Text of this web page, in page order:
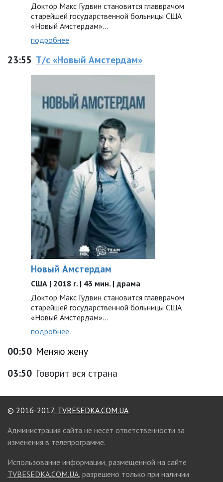
Доктор Макс Гудвин становится главврачом
старейшей государственной больницы США
«Новый Амстердам»...
подробнее
23:55 Т/с «Новый Амстердам»
Новый Амстердам
США | 2018 г. | 43 мин. | драма
Доктор Макс Гудвин становится главврачом
старейшей государственной больницы США
«Новый Амстердам»...
подробнее
00:50 Меняю жену
03:50 Говорит вся страна
© 2016-2017, TVBESEDKA.COM.UA
Администрация сайта не несет ответственности за
изменения в телепрограмме.
Использование информации, размещенной на сайте
TVBESEDKA.COM.UA, разрешено только при наличии